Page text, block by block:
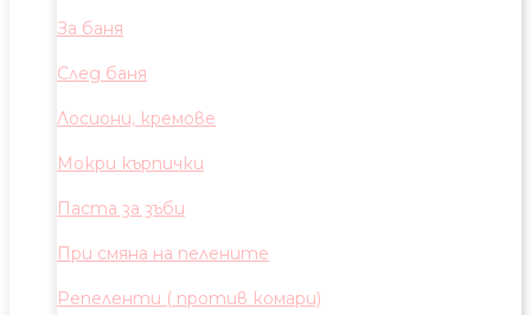
За баня
След баня
Лосиони, кремове
Мокри кърпички
Паста за зъби
При смяна на пелените
Репеленти ( против комари)